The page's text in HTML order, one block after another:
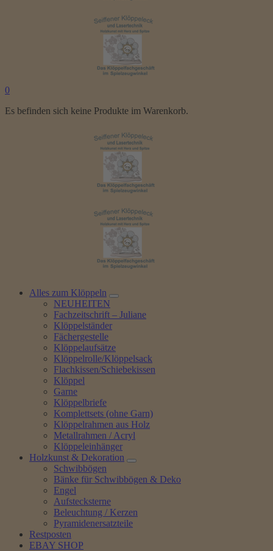
0
Es befinden sich keine Produkte im Warenkorb.
Alles zum Klöppeln
NEUHEITEN
Fachzeitschrift – Juliane
Klöppelständer
Fächergestelle
Klöppelaufsätze
Klöppelrolle/Klöppelsack
Flachkissen/Schiebekissen
Klöppel
Garne
Klöppelbriefe
Komplettsets (ohne Garn)
Klöppelrahmen aus Holz
Metallrahmen / Acryl
Klöppeleinhänger
Holzkunst & Dekoration
Schwibbögen
Bänke für Schwibbögen & Deko
Engel
Aufstecksterne
Beleuchtung / Kerzen
Pyramidenersatzteile
Restposten
EBAY SHOP